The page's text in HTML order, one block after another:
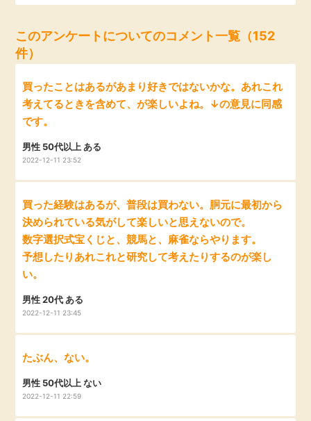
お友達紹介
カード比較
毎日ゲット
GMOポイ活の使い方
ヘルプセンター
月額有料サービス
家計の固定費
このアンケートについてのコメント一覧（152
件）
買ったことはあるがあまり好きではないかな。あれこれ
考えてるときを含めて、が楽しいよね。↓の意見に同感
です。
男性 50代以上 ある
2022-12-11 23:52
買った経験はあるが、普段は買わない。胴元に最初から
決められている気がして楽しいと思えないので。
数字選択式宝くじと、競馬と、麻雀ならやります。
予想したりあれこれと研究して考えたりするのが楽し
い。
男性 20代 ある
2022-12-11 23:45
たぶん、ない。
男性 50代以上 ない
2022-12-11 22:59